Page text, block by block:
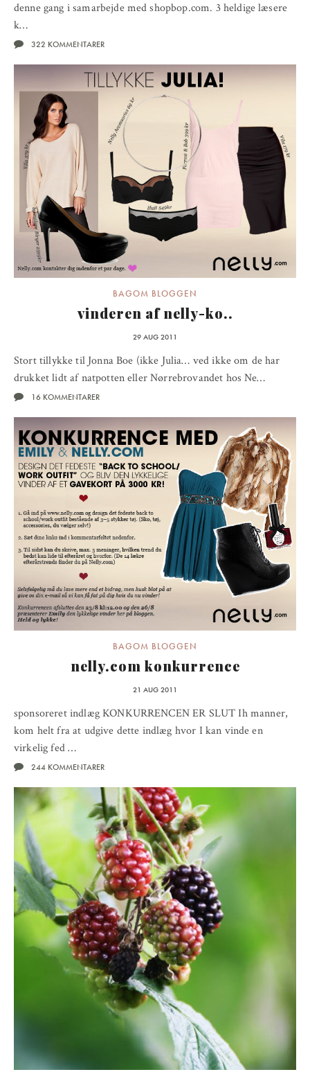
denne gang i samarbejde med shopbop.com. 3 heldige læsere
k…
322 KOMMENTARER
BAGOM BLOGGEN
vinderen af nelly-ko..
29 AUG 2011
Stort tillykke til Jonna Boe (ikke Julia… ved ikke om de har
drukket lidt af natpotten eller Nørrebrovandet hos Ne…
16 KOMMENTARER
BAGOM BLOGGEN
nelly.com konkurrence
21 AUG 2011
sponsoreret indlæg KONKURRENCEN ER SLUT Ih manner,
kom helt fra at udgive dette indlæg hvor I kan vinde en
virkelig fed …
244 KOMMENTARER